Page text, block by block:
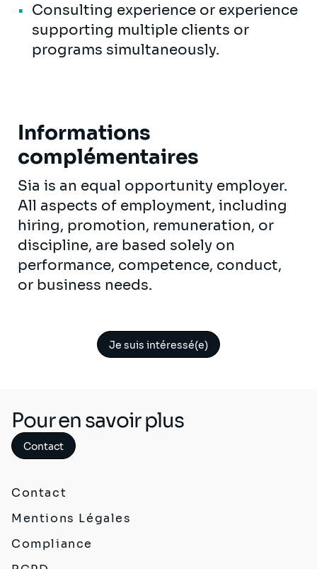
Consulting experience or experience
supporting multiple clients or
programs simultaneously.
Informations
complémentaires
Sia is an equal opportunity employer.
All aspects of employment, including
hiring, promotion, remuneration, or
discipline, are based solely on
performance, competence, conduct,
or business needs.
Je suis intéressé(e)
Pour en savoir plus
Contact
Contact
Mentions Légales
Compliance